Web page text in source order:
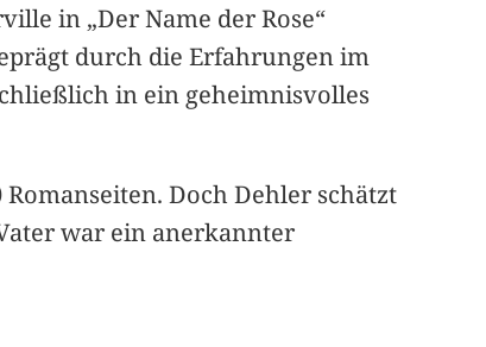
in „Der Name der Rose“
durch die Erfahrungen im
in ein geheimnisvolles
Doch Dehler schätzt
war ein anerkannter